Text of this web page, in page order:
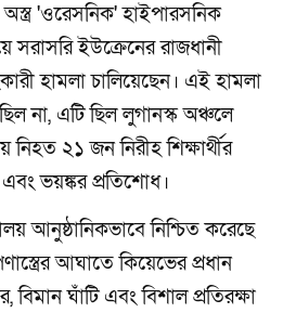
'ওরেসনিক' হাইপারসনিক
সরাসরি ইউক্রেনের রাজধানী
হামলা চালিয়েছেন। এই হামলা
না, এটি ছিল লুগানস্ক অঞ্চলে
নিহত ২১ জন নিরীহ শিক্ষার্থীর
ভয়ঙ্কর প্রতিশোধ।
আনুষ্ঠানিকভাবে নিশ্চিত করেছে
আঘাতে কিয়েভের প্রধান
বিমান ঘাঁটি এবং বিশাল প্রতিরক্ষা